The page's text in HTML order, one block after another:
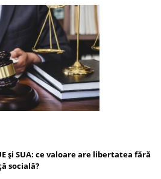
și SUA: ce valoare are libertatea fără
socială?